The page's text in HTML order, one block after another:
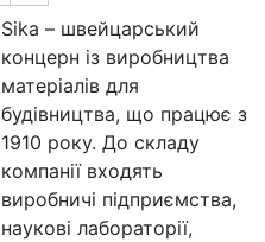
Sika – швейцарський
концерн із виробництва
матеріалів для
будівництва, що працює з
1910 року. До складу
компанії входять
виробничі підприємства,
наукові лабораторії,